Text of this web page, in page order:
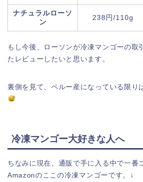
ナチュラルローソ
ン
238円/110g
もし今後、ローソンが冷凍マンゴーの取
たレビューしたいと思います。
裏側を見て、ペルー産になっている限
冷凍マンゴー大好きな人へ
ちなみに現在、通販で手に入る中で一番
Amazonのここの冷凍マンゴーです。↓